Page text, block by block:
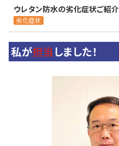
ウレタン防水の劣化症状ご紹介
劣化症状
私が担当 しました！